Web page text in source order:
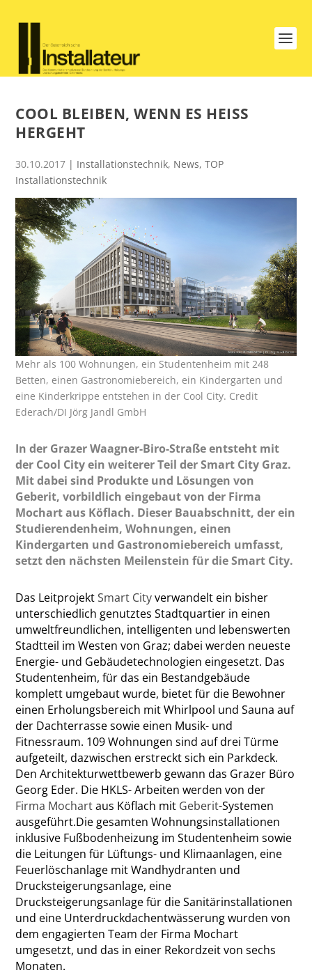
COOL BLEIBEN, WENN ES HEISS H
ERGEHT
30.10.2017 | Installationstechnik, News,TOP
Installationstechnik
Mehr als 100 Wohnungen, ein Studentenheim mit 248
Betten, einen Gastronomiebereich, ein Kindergarten und
eine Kinderkrippe entstehen in der Cool City. Credit
Ederach/DI Jörg Jandl GmbH
In der Grazer Waagner-Biro-Straße entsteht mit
der Cool City ein weiterer Teil der Smart City Graz.
Mit dabei sind Produkte und Lösungen von
Geberit, vorbildlich eingebaut von der Firma
Mochart aus Köflach. Dieser Bauabschnitt, der ein
Studierendenheim, Wohnungen, einen
Kindergarten und Gastronomiebereich umfasst,
setzt den nächsten Meilenstein für die Smart City.
Das LeitprojektSmart Cityverwandelt ein bisher
unterschiedlich genutztes Stadtquartier in einen
umweltfreundlichen, intelligenten und lebenswerten
Stadtteil im Westen von Graz; dabei werden neueste
Energie- und Gebäudetechnologien eingesetzt. Das
Studentenheim, für das ein Bestandgebäude
komplett umgebaut wurde, bietet für die Bewohner
einen Erholungsbereich mit Whirlpool und Sauna auf
der Dachterrasse sowie einen Musik- und
Fitnessraum. 109 Wohnungen sind auf drei Türme
aufgeteilt, dazwischen erstreckt sich ein Parkdeck.
Den Architekturwettbewerb gewann das Grazer Büro
Georg Eder. Die HKLS- Arbeiten werden von der
Firma Mochartaus Köflach mit Geberit-Systemen
ausgeführt.Die gesamten Wohnungsinstallationen
inklusive Fußbodenheizung im Studentenheim sowie
die Leitungen für Lüftungs- und Klimaanlagen, eine
Feuerlöschanlage mit Wandhydranten und
Drucksteigerungsanlage, eine
Drucksteigerungsanlage für die Sanitärinstallationen
und eine Unterdruckdachentwässerung wurden von
dem engagierten Team der Firma Mochart
umgesetzt, und das in einer Rekordzeit von sechs
Monaten.